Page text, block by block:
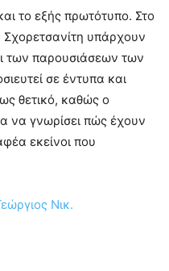
το εξής πρωτότυπο. Στο
Σχορετσανίτη υπάρχουν
των παρουσιάσεων των
σε έντυπα και
θετικό, καθώς ο
να γνωρίσει πώς έχουν
εκείνοι που
Νικ.